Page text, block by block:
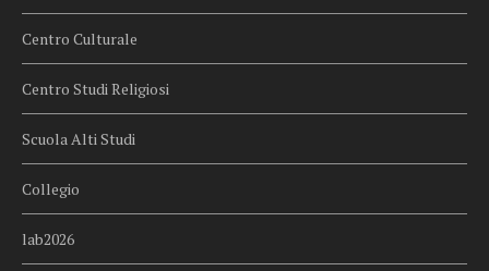
Centro Culturale
Centro Studi Religiosi
Scuola Alti Studi
Collegio
lab2026